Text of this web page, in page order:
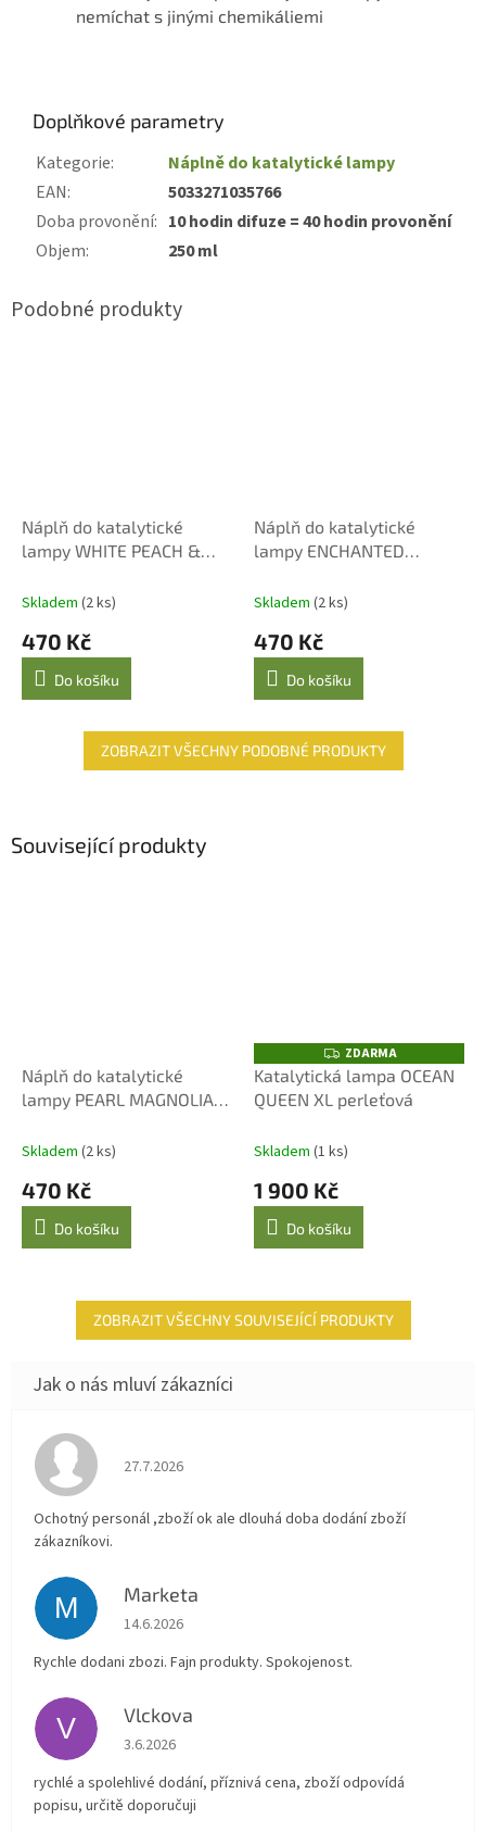
nemíchat s jinými chemikáliemi
Doplňkové parametry
Kategorie:
Náplně do katalytické lampy
EAN:
5033271035766
Doba provonění: 10 hodin difuze = 40 hodin provonění
Objem: 250 ml
Náplň do katalytické
lampy WHITE PEACH &
Skladem (2 ks)
470 Kč
Do košíku
Náplň do katalytické
lampy ENCHANTED
Skladem (2 ks)
470 Kč
Do košíku
ZOBRAZIT VŠECHNY PODOBNÉ PRODUKTY
Související produkty
Náplň do katalytické
lampy PEARL MAGNOLIA &
Skladem (2 ks)
470 Kč
Do košíku
Z
D
A
R
M
ZDARMA
Katalytická lampa OCEAN
QUEEN XL perleťová
Skladem (1 ks)
1 900 Kč
Do košíku
ZOBRAZIT VŠECHNY SOUVISEJÍCÍ PRODUKTY
Hodnocení obchodu je 4 z 5 hvězdiček.
27.7.2026
Ochotný personál ,zboží ok ale dlouhá doba dodání zboží
zákazníkovi.
M Marketa
Hodnocení obchodu je 5 z 5 hvězdiček.
14.6.2026
Rychle dodani zbozi. Fajn produkty. Spokojenost.
V Vlckova
Hodnocení obchodu je 5 z 5 hvězdiček.
3.6.2026
rychlé a spolehlivé dodání, příznivá cena, zboží odpovídá
popisu, určitě doporučuji